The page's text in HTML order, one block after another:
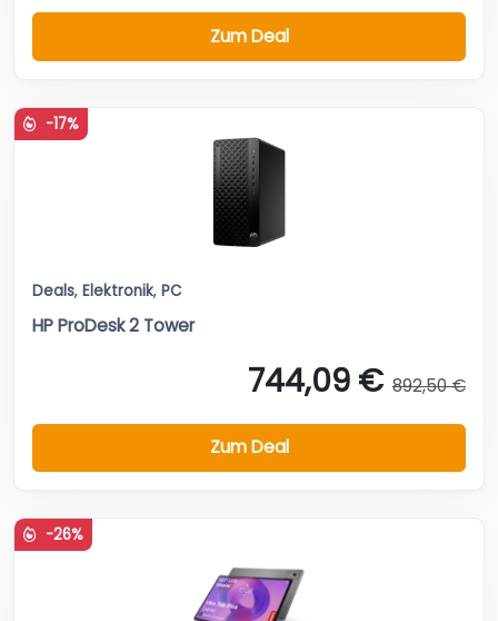
Zum Deal
-17%
Deals, Elektronik, PC
HP ProDesk 2 Tower
744,09 € 892,50 €
Zum Deal
-26%